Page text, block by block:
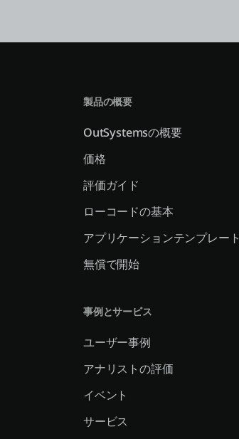
製品の概要
OutSystemsの概要
価格
評価ガイド
ローコードの基本
アプリケーションテンプレート
無償で開始
事例とサービス
ユーザー事例
アナリストの評価
イベント
サービス